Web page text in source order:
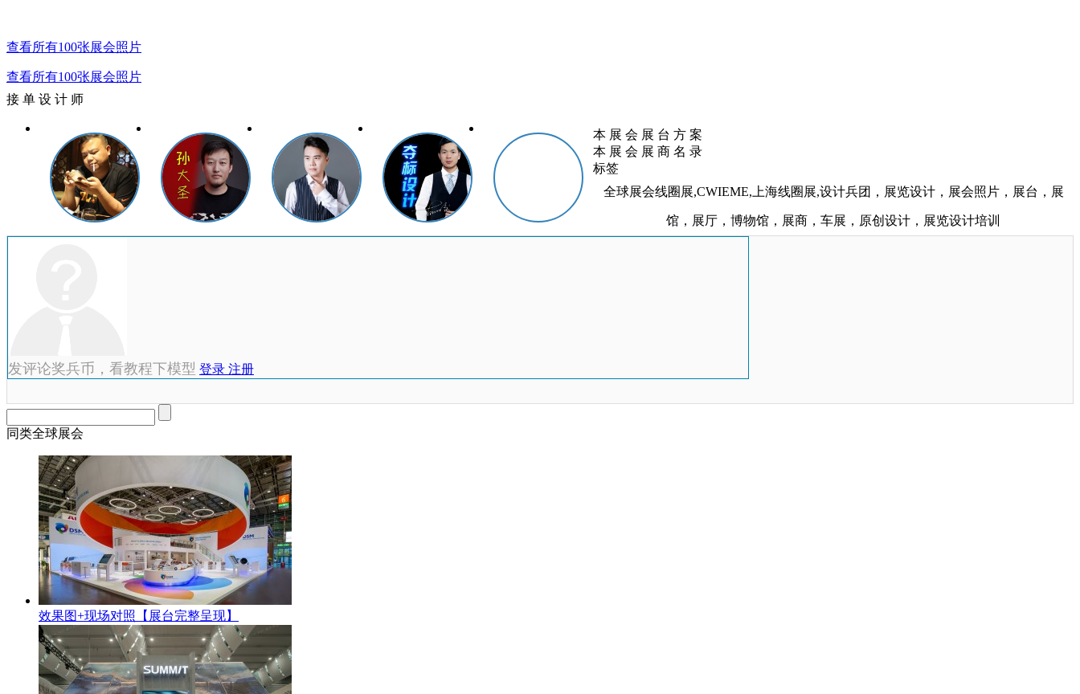
查看所有100张展会照片
查看所有100张展会照片
接 单 设 计 师
本 展 会 展 台 方 案
本 展 会 展 商 名 录
标签
全球展会线圈展,CWIEME,上海线圈展,设计兵团，展览设计，展会照片，展台，展
馆，展厅，博物馆，展商，车展，原创设计，展览设计培训
发评论奖兵币，看教程下模型 登录 注册
同类全球展会
效果图+现场对照【展台完整呈现】